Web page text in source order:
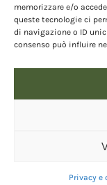
memorizzare e/o
queste tecnologie ci
di navigazione o ID
consenso può influire
Privacy e
Normativa
Consorzi di Tutela
Farm To Fork e
comunicazione